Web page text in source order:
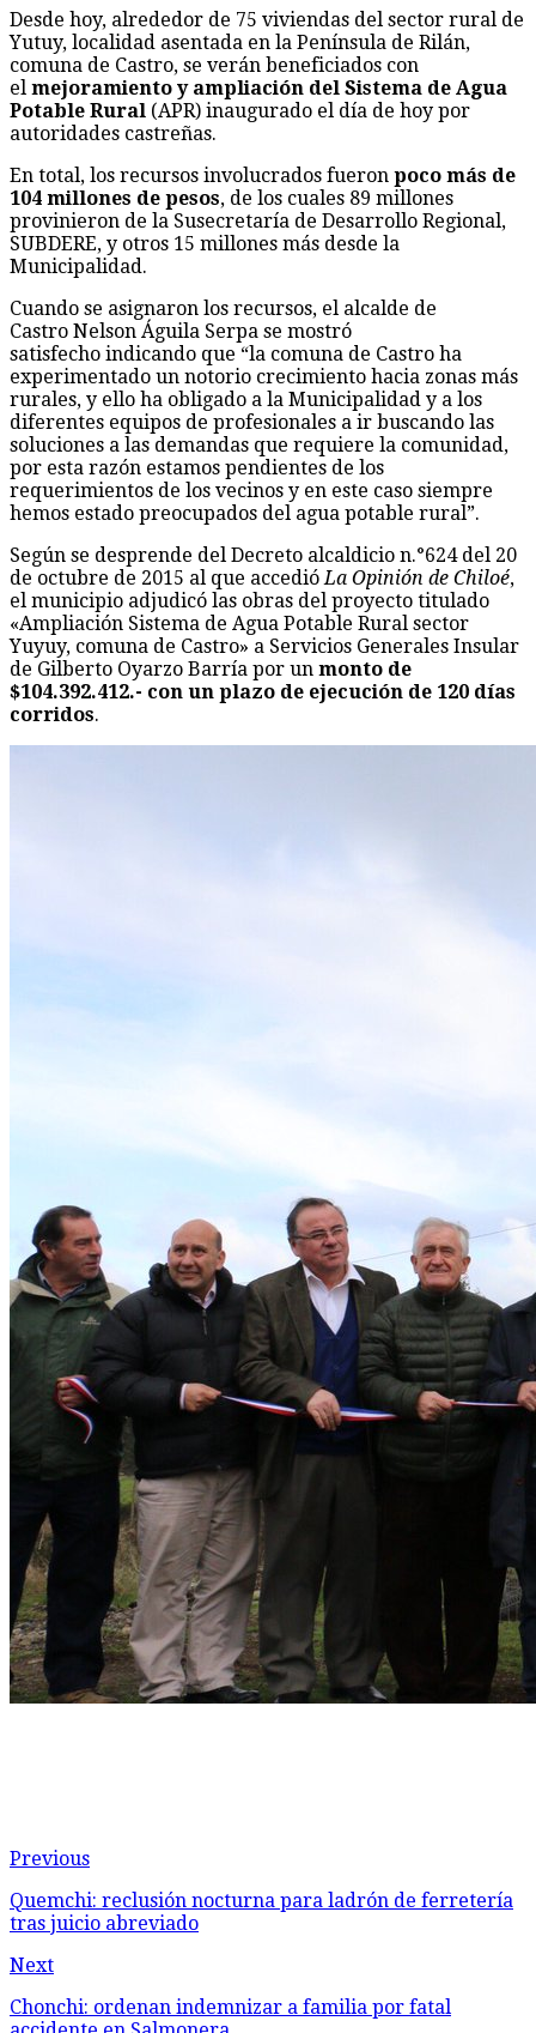
Desde hoy, alrededor de 75 viviendas del sector rural de
Yutuy, localidad asentada en la Península de Rilán,
comuna de Castro, se verán beneficiados con
el mejoramiento y ampliación del Sistema de Agua
Potable Rural (APR) inaugurado el día de hoy por
autoridades castreñas.
En total, los recursos involucrados fueron poco más de
104 millones de pesos , de los cuales 89 millones
provinieron de la Susecretaría de Desarrollo Regional,
SUBDERE, y otros 15 millones más desde la
Municipalidad.
Cuando se asignaron los recursos, el alcalde de
Castro Nelson Águila Serpa se mostró
satisfecho indicando que “la comuna de Castro ha
experimentado un notorio crecimiento hacia zonas más
rurales, y ello ha obligado a la Municipalidad y a los
diferentes equipos de profesionales a ir buscando las
soluciones a las demandas que requiere la comunidad,
por esta razón estamos pendientes de los
requerimientos de los vecinos y en este caso siempre
hemos estado preocupados del agua potable rural”.
Según se desprende del Decreto alcaldicio n.°624 del 20
de octubre de 2015 al que accedió La Opinión de Chiloé
el municipio adjudicó las obras del proyecto titulado
«Ampliación Sistema de Agua Potable Rural sector
Yuyuy, comuna de Castro» a Servicios Generales Insular
de Gilberto Oyarzo Barría por un monto de
$104.392.412.- con un plazo de ejecución de 120 días
corridos
Previous
Quemchi: reclusión nocturna para ladrón de ferretería
tras juicio abreviado
Next
Chonchi: ordenan indemnizar a familia por fatal
accidente en Salmonera